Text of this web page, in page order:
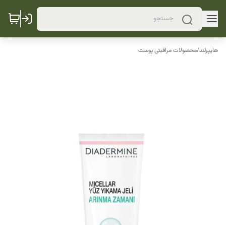
هایپرلند/محصولات مراقبتی پوست